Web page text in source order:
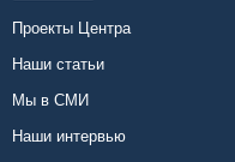
Проекты Центра
Наши статьи
Мы в СМИ
Наши интервью